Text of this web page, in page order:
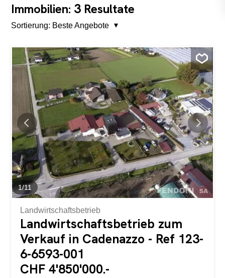
Immobilien: 3 Resultate
Sortierung: Beste Angebote
1/11
Landwirtschaftsbetrieb
Landwirtschaftsbetrieb zum
Verkauf in Cadenazzo - Ref 123-
6-6593-001
CHF 4'850'000.-